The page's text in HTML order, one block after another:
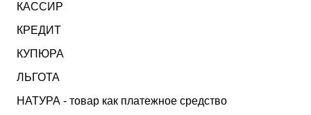
КАССИР
КРЕДИТ
КУПЮРА
ЛЬГОТА
НАТУРА - товар как платежное средство